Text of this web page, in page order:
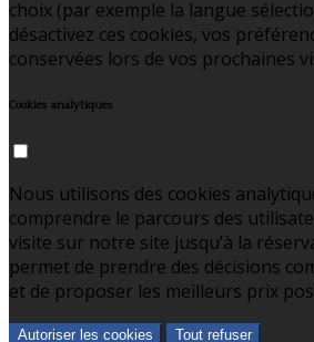
choix (par exemple la langue
désactivez ces cookies, vos
conservées lors de vos prochaines
Cookies analytiques
Nous utilisons des cookies
comprendre le parcours des
visite sur notre site jusqu’à la
permet de prendre des décisions
et de proposer les meilleurs prix
Autoriser les cookies Tout refuser